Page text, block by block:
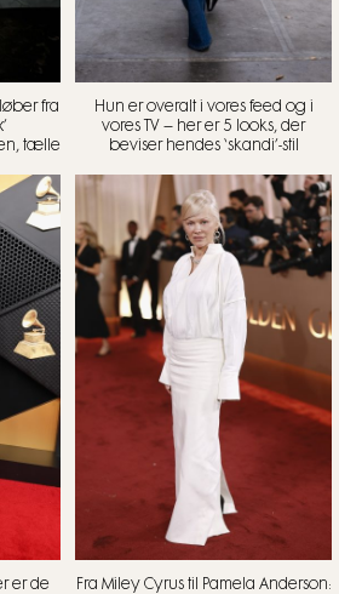
fra
tælle
Hun er overalt i vores feed og i
vores TV – her er 5 looks, der
beviser hendes ‘skandi’-stil
er de
Fra Miley Cyrus til Pamela Anderson: